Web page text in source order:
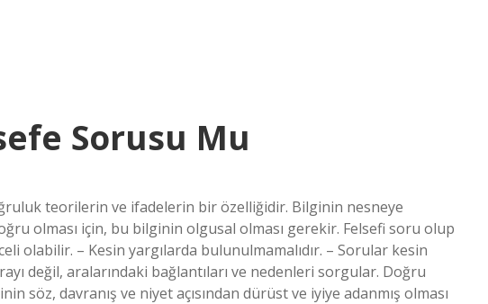
Sorusu Mu
teorilerin ve ifadelerin bir özelliğidir. Bilginin nesneye
olması için, bu bilginin olgusal olması gerekir. Felsefi soru olup
olabilir. – Kesin yargılarda bulunulmamalıdır. – Sorular kesin
değil, aralarındaki bağlantıları ve nedenleri sorgular. Doğru
söz, davranış ve niyet açısından dürüst ve iyiye adanmış olması